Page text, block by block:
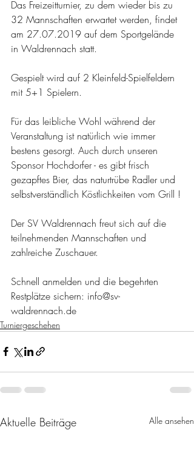
Das Freizeitturnier, zu dem wieder bis zu
32 Mannschaften erwartet werden, findet
am 27.07.2019 auf dem Sportgelände
in Waldrennach statt.
Gespielt wird auf 2 Kleinfeld-Spielfeldern
mit 5+1 Spielern.
Für das leibliche Wohl während der
Veranstaltung ist natürlich wie immer
bestens gesorgt. Auch durch unseren
Sponsor Hochdorfer - es gibt frisch
gezapftes Bier, das naturtrübe Radler und
selbstverständlich Köstlichkeiten vom Grill !
Der SV Waldrennach freut sich auf die
teilnehmenden Mannschaften und
zahlreiche Zuschauer.
Schnell anmelden und die begehrten
Restplätze sichern: info@sv-
waldrennach.de
Turniergeschehen
Aktuelle Beiträge Alle ansehen